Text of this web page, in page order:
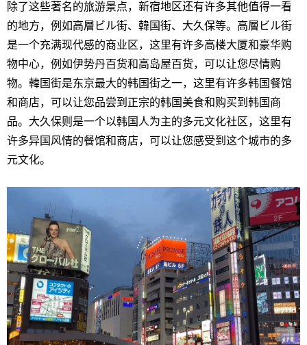
除了这些著名的旅游景点，新宿地区还有许多其他值得一看
的地方，例如高層ビル街、韓国街、大久保等。高層ビル街
是一个充满现代感的商业区，这里有许多高楼大厦和豪华购
物中心，例如伊势丹百货和高岛屋百货，可以让您尽情购
物。韓国街是东京最大的韩国街之一，这里有许多韩国餐馆
和商店，可以让您品尝到正宗的韩国美食和购买到韩国商
品。大久保则是一个以韩国人为主的多元文化社区，这里有
许多异国风情的餐馆和商店，可以让您感受到这个城市的多
元文化。